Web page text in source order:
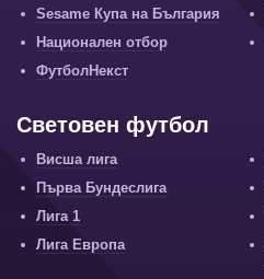
Sesame Купа на България
Национален отбор
ФутболНекст
Световен футбол
Висша лига
Първа Бундеслига
Лига 1
Лига Европа